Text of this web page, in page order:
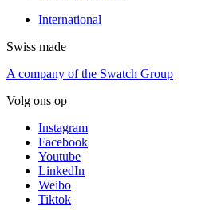
International
Swiss made
A company of the Swatch Group
Volg ons op
Instagram
Facebook
Youtube
LinkedIn
Weibo
Tiktok